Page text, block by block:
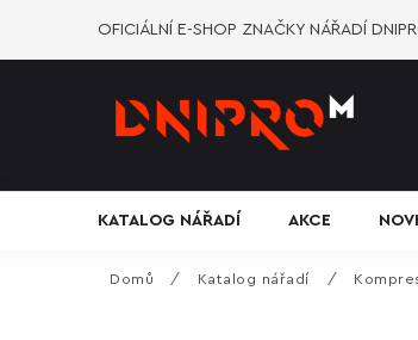
OFICIÁLNÍ E-SHOP ZNAČKY NÁŘADÍ
KATALOG NÁŘADÍ AKCE
Domů / Katalog nářadí /